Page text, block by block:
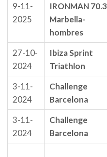
9-11-
2025
IRONMAN 70.3
Marbella-
hombres
27-10-
2024
Ibiza Sprint
Triathlon
3-11-
2024
Challenge
Barcelona
3-11-
2024
Challenge
Barcelona